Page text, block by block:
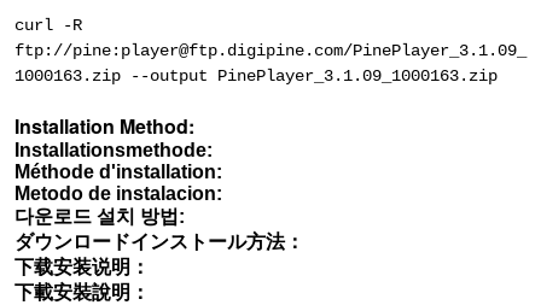
curl -R
ftp://pine:player@ftp.digipine.com/PinePlayer_3.1.09_
1000163.zip --output PinePlayer_3.1.09_1000163.zip
Installation Method:
Installationsmethode:
Méthode d'installation:
Metodo de instalacion:
다운로드 설치 방법:
ダウンロードインストール方法：
下载安装说明：
下載安裝說明：